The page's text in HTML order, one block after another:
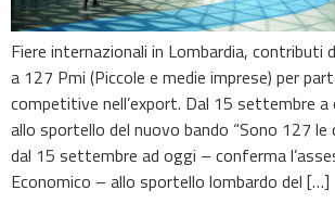
Fiere internazionali in Lombardia, contributi
a 127 Pmi (Piccole e medie imprese) per
competitive nell’export. Dal 15 settembre
allo sportello del nuovo bando “Sono 127 le
dal 15 settembre ad oggi – conferma
Economico – allo sportello lombardo del […]